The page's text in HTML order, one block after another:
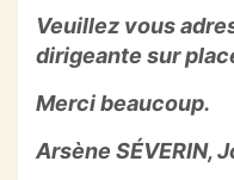
Veuillez vous
dirigeante sur
Merci beaucoup.
Arsène SÉVERIN,